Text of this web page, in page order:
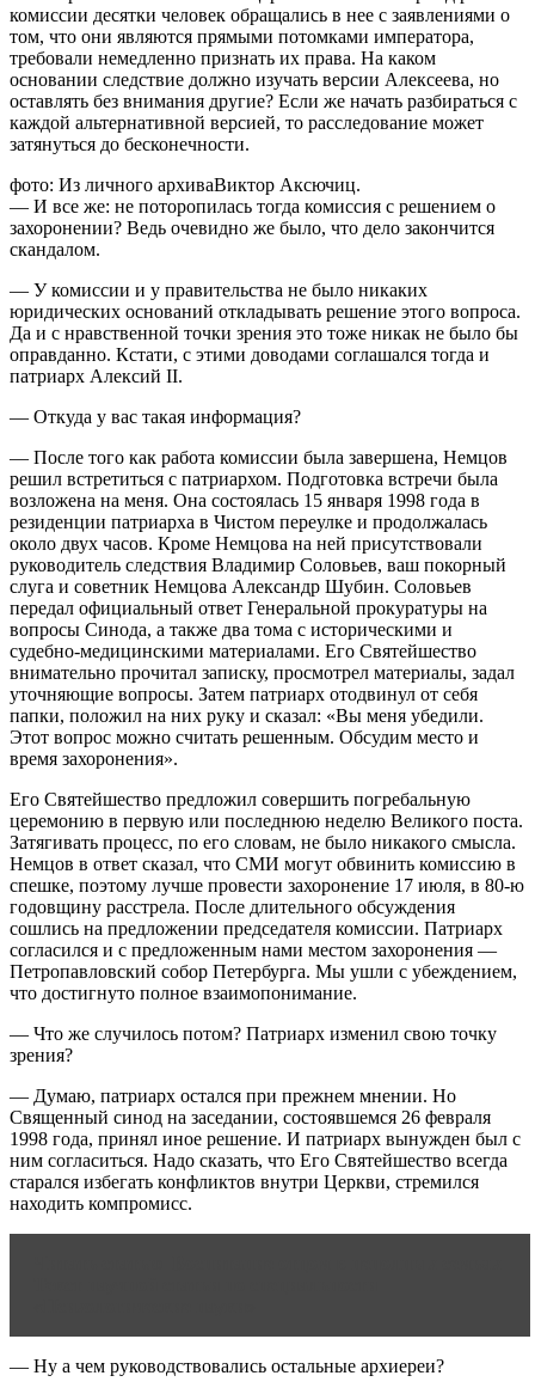
комиссии десятки человек обращались в нее с заявлениями о
том, что они являются прямыми потомками императора,
требовали немедленно признать их права. На каком
основании следствие должно изучать версии Алексеева, но
оставлять без внимания другие? Если же начать разбираться с
каждой альтернативной версией, то расследование может
затянуться до бесконечности.
фото: Из личного архиваВиктор Аксючиц.
— И все же: не поторопилась тогда комиссия с решением о
захоронении? Ведь очевидно же было, что дело закончится
скандалом.
— У комиссии и у правительства не было никаких
юридических оснований откладывать решение этого вопроса.
Да и с нравственной точки зрения это тоже никак не было бы
оправданно. Кстати, с этими доводами соглашался тогда и
патриарх Алексий II.
— Откуда у вас такая информация?
— После того как работа комиссии была завершена, Немцов
решил встретиться с патриархом. Подготовка встречи была
возложена на меня. Она состоялась 15 января 1998 года в
резиденции патриарха в Чистом переулке и продолжалась
около двух часов. Кроме Немцова на ней присутствовали
руководитель следствия Владимир Соловьев, ваш покорный
слуга и советник Немцова Александр Шубин. Соловьев
передал официальный ответ Генеральной прокуратуры на
вопросы Синода, а также два тома с историческими и
судебно-медицинскими материалами. Его Святейшество
внимательно прочитал записку, просмотрел материалы, задал
уточняющие вопросы. Затем патриарх отодвинул от себя
папки, положил на них руку и сказал: «Вы меня убедили.
Этот вопрос можно считать решенным. Обсудим место и
время захоронения».
Его Святейшество предложил совершить погребальную
церемонию в первую или последнюю неделю Великого поста.
Затягивать процесс, по его словам, не было никакого смысла.
Немцов в ответ сказал, что СМИ могут обвинить комиссию в
спешке, поэтому лучше провести захоронение 17 июля, в 80-ю
годовщину расстрела. После длительного обсуждения
сошлись на предложении председателя комиссии. Патриарх
согласился и с предложенным нами местом захоронения —
Петропавловский собор Петербурга. Мы ушли с убеждением,
что достигнуто полное взаимопонимание.
— Что же случилось потом? Патриарх изменил свою точку
зрения?
— Думаю, патриарх остался при прежнем мнении. Но
Священный синод на заседании, состоявшемся 26 февраля
1998 года, принял иное решение. И патриарх вынужден был с
ним согласиться. Надо сказать, что Его Святейшество всегда
старался избегать конфликтов внутри Церкви, стремился
находить компромисс.
— Ну а чем руководствовались остальные архиереи?